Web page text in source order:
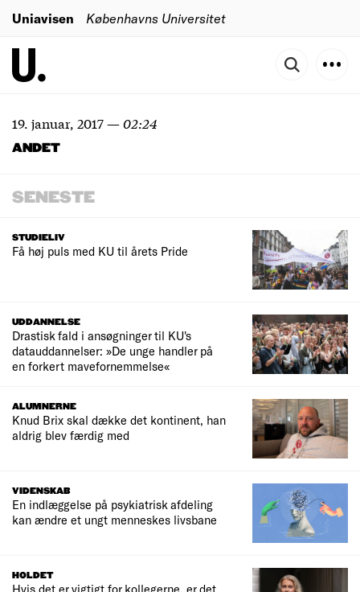
Uniavisen Københavns Universitet
19. januar, 2017—02:24
ANDET
SENESTE
STUDIELIV
Få høj puls med KU til årets Pride
UDDANNELSE
Drastisk fald i ansøgninger til KU's
datauddannelser: »De unge handler på
en forkert mavefornemmelse«
ALUMNERNE
Knud Brix skal dække det kontinent, han
aldrig blev færdig med
VIDENSKAB
En indlæggelse på psykiatrisk afdeling
kan ændre et ungt menneskes livsbane
HOLDET
Hvis det er vigtigt for kollegerne, er det